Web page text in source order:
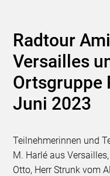
Radtour
Versailles
Ortsgruppe
Juni 2023
Teilnehmerinnen und
M. Harlé aus
Otto, Herr Strunk vom